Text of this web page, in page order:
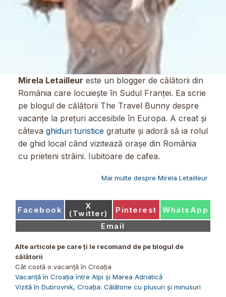
Mirela Letailleur este un blogger de călătorii din
România care locuiește în Sudul Franței. Ea scrie
pe blogul de călătorii The Travel Bunny despre
vacanțe la prețuri accesibile în Europa. A creat și
câteva ghiduri turisticegratuite și adoră să ia rolul
de ghid local când vizitează orașe din România
cu prieteni străini. Iubitoare de cafea.
Mai multe despre Mirela Letailleur
Share
Facebook Share
on
X
(Twitter) Share
Pinterest Share
WhatsApp
Share
on
Email
Alte articole pe care ți le recomand de pe blogul de
călătorii
Cât costă o vacanță în Croația
Vacanță în Croația între Alpi și Marea Adriatică
Vizită în Dubrovnik, Croația: Călătorie cu plusuri și minusuri